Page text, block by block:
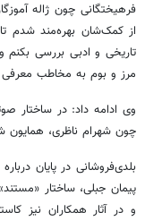
فرهیختگانی چون ژاله
از کمک‌شان بهره‌مند شدم
تاریخی و ‏ادبی بررسی بکنم
مرز و بوم به مخاطب
وی ادامه داد: در ساختار
چون شهرام ناظری، همایون
بلدی‌فروشانی در پایان
پیمان جبلی، ساختار
و در آثار همکاران نیز